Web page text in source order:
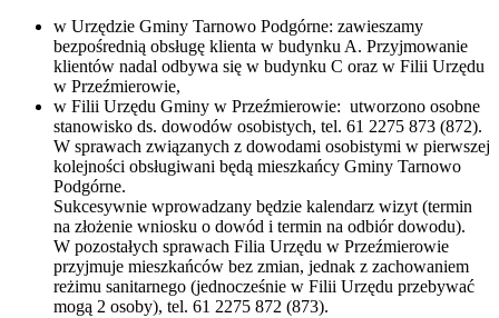
w Urzędzie Gminy Tarnowo Podgórne: zawieszamy
bezpośrednią obsługę klienta w budynku A. Przyjmowanie
klientów nadal odbywa się w budynku C oraz w Filii Urzędu
w Przeźmierowie,
w Filii Urzędu Gminy w Przeźmierowie: utworzono osobne
stanowisko ds. dowodów osobistych, tel. 61 2275 873 (872).
W sprawach związanych z dowodami osobistymi w pierwszej
kolejności obsługiwani będą mieszkańcy Gminy Tarnowo
Podgórne.
Sukcesywnie wprowadzany będzie kalendarz wizyt (termin
na złożenie wniosku o dowód i termin na odbiór dowodu).
W pozostałych sprawach Filia Urzędu w Przeźmierowie
przyjmuje mieszkańców bez zmian, jednak z zachowaniem
reżimu sanitarnego (jednocześnie w Filii Urzędu przebywać
mogą 2 osoby), tel. 61 2275 872 (873).